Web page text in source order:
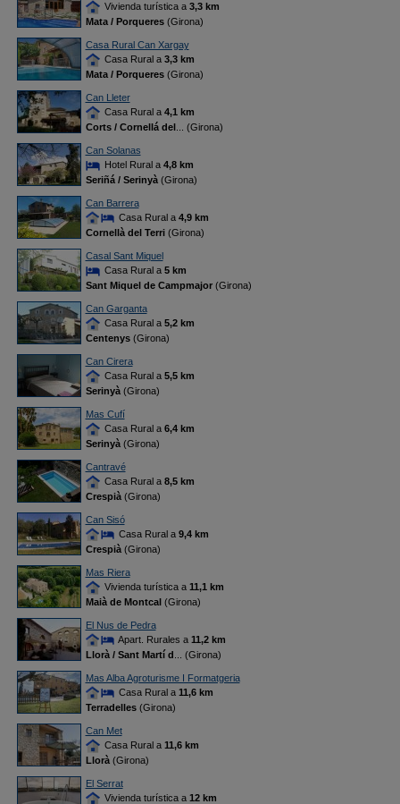
Vivienda turística a 3,3 km
Mata / Porqueres(Girona)
Casa Rural Can Xargay
Casa Rural a 3,3 km
Mata / Porqueres(Girona)
Can Lleter
Casa Rural a 4,1 km
Corts / Cornellá del... (Girona)
Can Solanas
Hotel Rural a 4,8 km
Seriñá / Serinyà(Girona)
Can Barrera
Casa Rural a 4,9 km
Cornellà del Terri(Girona)
Casal Sant Miquel
Casa Rural a 5 km
Sant Miquel de Campmajor(Girona)
Can Garganta
Casa Rural a 5,2 km
Centenys(Girona)
Can Cirera
Casa Rural a 5,5 km
Serinyà(Girona)
Mas Cufí
Casa Rural a 6,4 km
Serinyà(Girona)
Cantravé
Casa Rural a 8,5 km
Crespià(Girona)
Can Sisó
Casa Rural a 9,4 km
Crespià(Girona)
Mas Riera
Vivienda turística a 11,1 km
Maià de Montcal(Girona)
El Nus de Pedra
Apart. Rurales a 11,2 km
Llorà / Sant Martí d ... (Girona)
Mas Alba Agroturisme I Formatgeria
Casa Rural a 11,6 km
Terradelles(Girona)
Can Met
Casa Rural a 11,6 km
Llorà(Girona)
El Serrat
Vivienda turística a 12 km